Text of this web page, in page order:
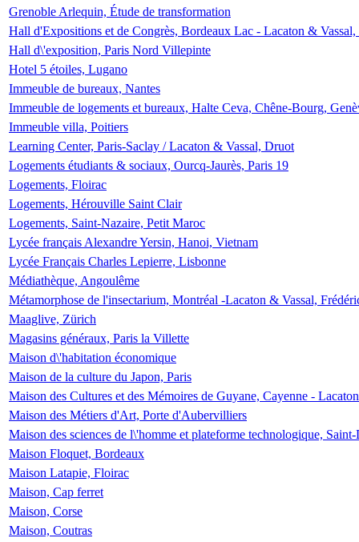
Grenoble Arlequin, Étude de transformation
Hall d'Expositions et de Congrès, Bordeaux Lac - Lacaton &
Hall d\'exposition, Paris Nord Villepinte
Hotel 5 étoiles, Lugano
Immeuble de bureaux, Nantes
Immeuble de logements et bureaux, Halte Ceva, Chêne-Bourg,
Immeuble villa, Poitiers
Learning Center, Paris-Saclay / Lacaton & Vassal, Druot
Logements étudiants & sociaux, Ourcq-Jaurès, Paris 19
Logements, Floirac
Logements, Hérouville Saint Clair
Logements, Saint-Nazaire, Petit Maroc
Lycée français Alexandre Yersin, Hanoi, Vietnam
Lycée Français Charles Lepierre, Lisbonne
Médiathèque, Angoulême
Métamorphose de l'insectarium, Montréal -Lacaton & Vassal,
Maaglive, Zürich
Magasins généraux, Paris la Villette
Maison d\'habitation économique
Maison de la culture du Japon, Paris
Maison des Cultures et des Mémoires de Guyane, Cayenne -
Maison des Métiers d'Art, Porte d'Aubervilliers
Maison des sciences de l\'homme et plateforme technologique,
Maison Floquet, Bordeaux
Maison Latapie, Floirac
Maison, Cap ferret
Maison, Corse
Maison, Coutras